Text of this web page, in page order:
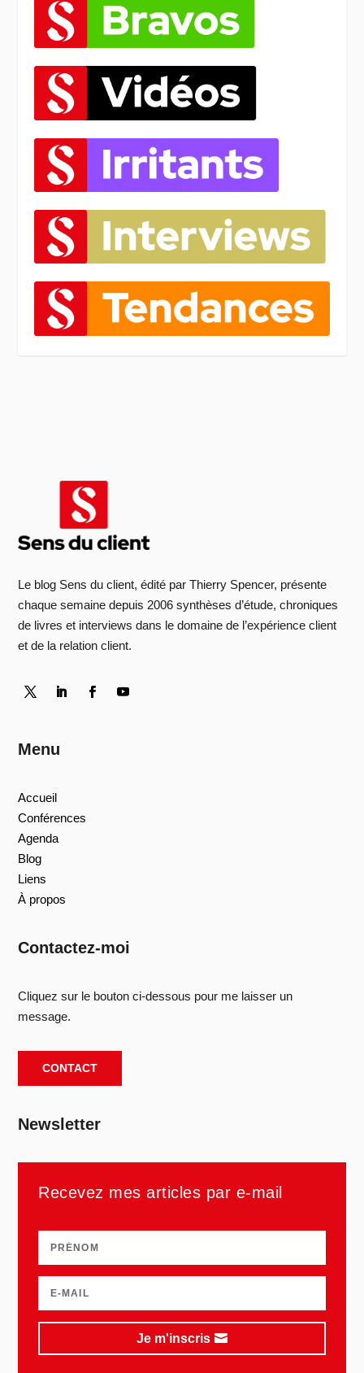
Le blog Sens du client, édité par Thierry Spencer, présente
chaque semaine depuis 2006 synthèses d’étude, chroniques
de livres et interviews dans le domaine de l’expérience client
et de la relation client.
Menu
Accueil
Conférences
Agenda
Blog
Liens
À propos
Contactez-moi
Cliquez sur le bouton ci-dessous pour me laisser un
message.
CONTACT
Newsletter
Recevez mes articles par e-mail
Je m'inscris